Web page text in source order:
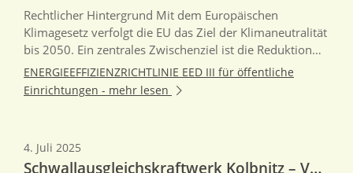
Rechtlicher Hintergrund Mit dem Europäischen
Klimagesetz verfolgt die EU das Ziel der Klimaneutralität
bis 2050. Ein zentrales Zwischenziel ist die Reduktion
der Netto-Treibhausgasemissionen um mindestens 55
% bis 2030. Im Zuge des „Fit für 55”-Pakets trat im
Oktober 2023 die überarbeitete
Richtlinie in nationales Recht überführen. Unabhängig
ENERGIEEFFIZIENZRICHTLINIE EED III für öffentliche
Einrichtungen - mehr lesen
4. Juli 2025
Schwallausgleichskraftwerk Kolbnitz – Variantenstudie liegt vor